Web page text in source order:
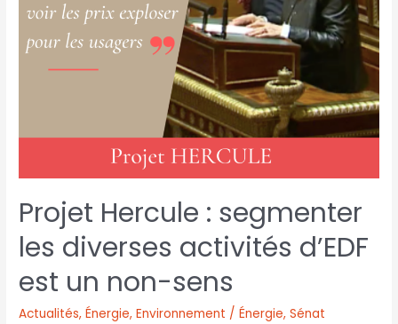
Projet Hercule : segmenter
les diverses activités d’EDF
est un non-sens
Actualités,Énergie,Environnement / Énergie,Sénat